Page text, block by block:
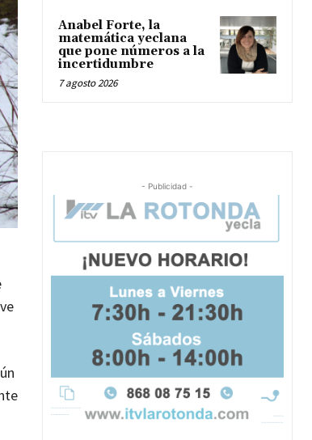
Anabel Forte, la
matemática yeclana
que pone números a la
incertidumbre
7 agosto 2026
- Publicidad -